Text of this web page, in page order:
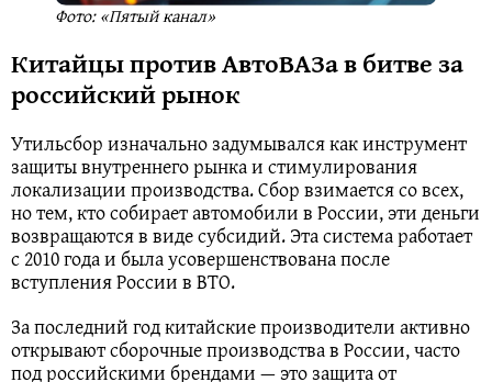
Фото: «Пятый канал»
Китайцы против АвтоВАЗа в битве за
российский рынок
Утильсбор изначально задумывался как инструмент
защиты внутреннего рынка и стимулирования
локализации производства. Сбор взимается со всех,
но тем, кто собирает автомобили в России, эти деньги
возвращаются в виде субсидий. Эта система работает
с 2010 года и была усовершенствована после
вступления России в ВТО.
За последний год китайские производители активно
открывают сборочные производства в России, часто
под российскими брендами — это защита от